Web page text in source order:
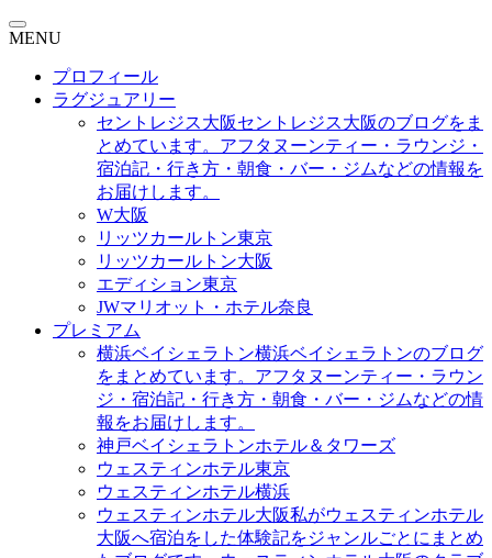
MENU
プロフィール
ラグジュアリー
セントレジス大阪セントレジス大阪のブログをま
とめています。アフタヌーンティー・ラウンジ・
宿泊記・行き方・朝食・バー・ジムなどの情報を
お届けします。
W大阪
リッツカールトン東京
リッツカールトン大阪
エディション東京
JWマリオット・ホテル奈良
プレミアム
横浜ベイシェラトン横浜ベイシェラトンのブログ
をまとめています。アフタヌーンティー・ラウン
ジ・宿泊記・行き方・朝食・バー・ジムなどの情
報をお届けします。
神戸ベイシェラトンホテル＆タワーズ
ウェスティンホテル東京
ウェスティンホテル横浜
ウェスティンホテル大阪私がウェスティンホテル
大阪へ宿泊をした体験記をジャンルごとにまとめ